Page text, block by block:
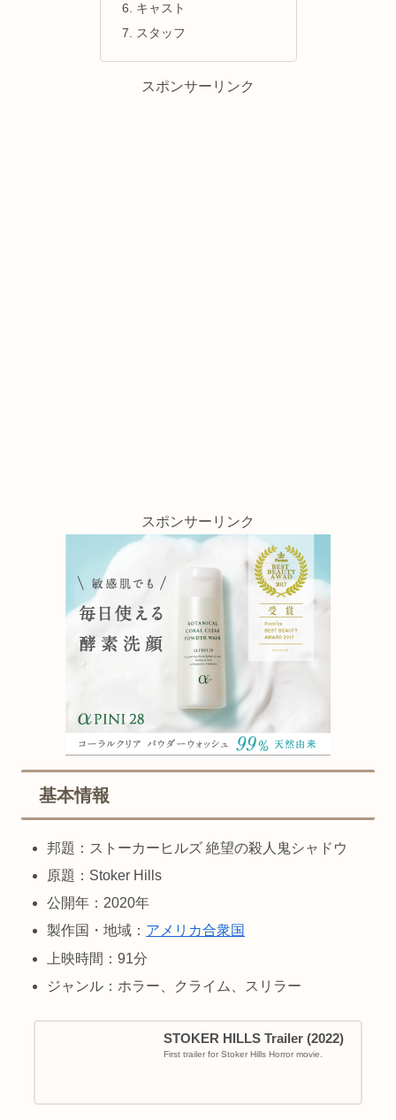
キャスト
スタッフ
スポンサーリンク
スポンサーリンク
基本情報
邦題：ストーカーヒルズ 絶望の殺人鬼シャドウ
原題：Stoker Hills
公開年：2020年
製作国・地域： アメリカ合衆国
上映時間：91分
ジャンル：ホラー、クライム、スリラー
STOKER HILLS Trailer (2022)
First trailer for Stoker Hills Horror movie.